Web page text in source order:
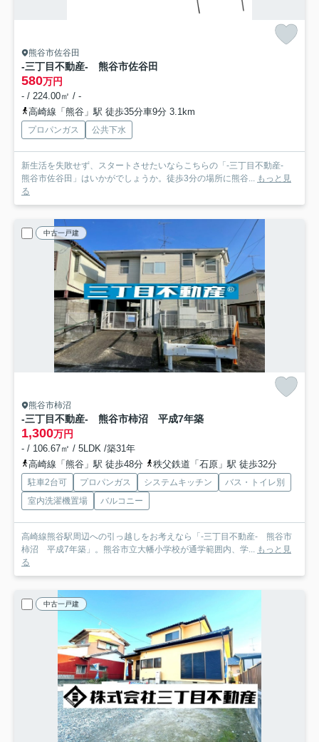
熊谷市佐谷田
-三丁目不動産- 熊谷市佐谷田
580万円
- / 224.00㎡ / -
高崎線「熊谷」駅 徒歩35分車9分 3.1km
プロパンガス 公共下水
新生活を失敗せず、スタートさせたいならこちらの「-三丁目不動産-
熊谷市佐谷田」はいかがでしょうか。徒歩3分の場所に熊谷...
もっと見
る
中古一戸建
熊谷市柿沼
-三丁目不動産- 熊谷市柿沼 平成7年築
1,300万円
- / 106.67㎡ / 5LDK /築31年
高崎線「熊谷」駅 徒歩48分
秩父鉄道「石原」駅 徒歩32分
駐車2台可 プロパンガス システムキッチン
バス・トイレ別
室内洗濯機置場
バルコニー
高崎線熊谷駅周辺への引っ越しをお考えなら「-三丁目不動産- 熊谷市
柿沼 平成7年築」。熊谷市立大幡小学校が通学範囲内、学... もっと見
る
中古一戸建